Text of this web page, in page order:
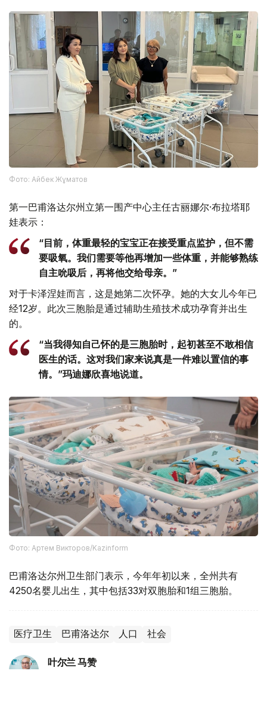
Фото: Айбек Жұматов
第一巴甫洛达尔州立第一围产中心主任古丽娜尔·布拉塔耶
娃表示：
“目前，体重最轻的宝宝正在接受重点监护，但不需
要吸氧。我们需要等他再增加一些体重，并能够熟练
自主吮吸后，再将他交给母亲。”
对于卡泽涅娃而言，这是她第二次怀孕。她的大女儿今年已
经12岁。此次三胞胎是通过辅助生殖技术成功孕育并出生
的。
“当我得知自己怀的是三胞胎时，起初甚至不敢相信
医生的话。这对我们家来说真是一件难以置信的事
情。”玛迪娜欣喜地说道。
Фото: Артем Викторов/Kazinform
巴甫洛达尔州卫生部门表示，今年年初以来，全州共有
4250名婴儿出生，其中包括33对双胞胎和1组三胞胎。
医疗卫生 巴甫洛达尔 人口 社会
叶尔兰 马赞